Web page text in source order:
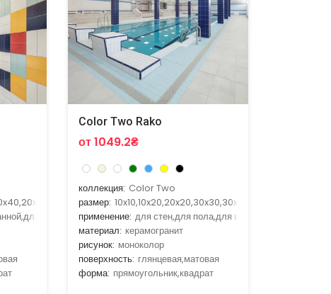
гостиной,для кухни
Color Two Rako
от 1049.2₴
коллекция: Color Two
размер: 10x10,10x20,20x20,30x30,30x60
применение: для стен,для пола,для ванной,для
материал: керамогранит
рисунок: моноколор
поверхность: глянцевая,матовая
форма: прямоугольник,квадрат